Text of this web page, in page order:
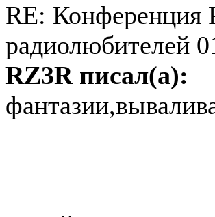
RE: Конференция
радиолюбителей
RZ3R писал(а):